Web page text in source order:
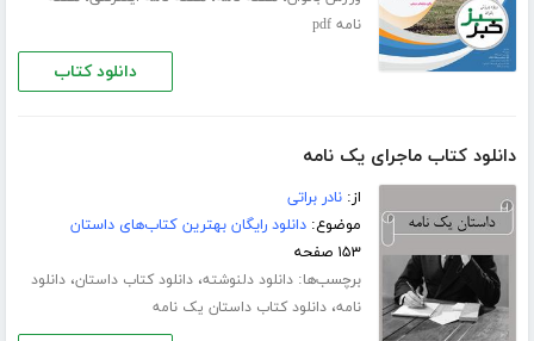
نامه pdf
دانلود کتاب
دانلود کتاب ماجرای یک نامه
از:نادر براتی
موضوع:دانلود رایگان بهترین کتاب‌های داستان
۱۵۳ صفحه
برچسب‌ها:دانلود دلنوشته،دانلود کتاب داستان،دانلود
نامه،دانلود کتاب داستان یک نامه